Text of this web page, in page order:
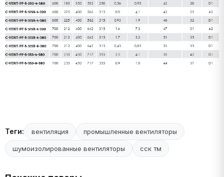
Теги: вентиляция промышленные вентиляторы
шумоизолированные вентиляторы сск тм